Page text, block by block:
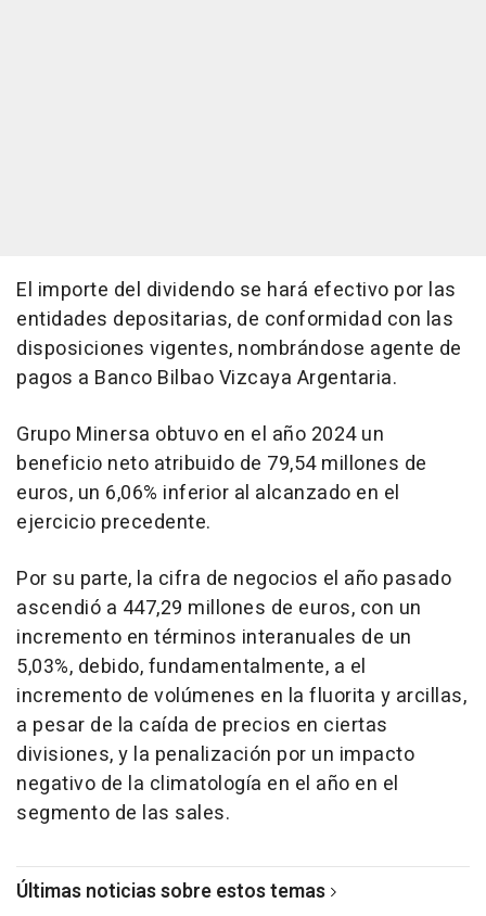
El importe del dividendo se hará efectivo por las
entidades depositarias, de conformidad con las
disposiciones vigentes, nombrándose agente de
pagos a Banco Bilbao Vizcaya Argentaria.
Grupo Minersa obtuvo en el año 2024 un
beneficio neto atribuido de 79,54 millones de
euros, un 6,06% inferior al alcanzado en el
ejercicio precedente.
Por su parte, la cifra de negocios el año pasado
ascendió a 447,29 millones de euros, con un
incremento en términos interanuales de un
5,03%, debido, fundamentalmente, a el
incremento de volúmenes en la fluorita y arcillas,
a pesar de la caída de precios en ciertas
divisiones, y la penalización por un impacto
negativo de la climatología en el año en el
segmento de las sales.
Últimas noticias sobre estos temas